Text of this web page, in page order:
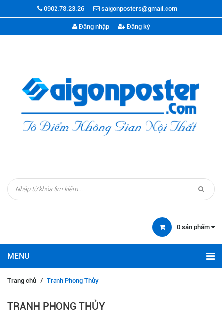
0902.78.23.26 saigonposters@gmail.com
Đăng nhập Đăng ký
0 sản phẩm
Trang chủ / Tranh Phong Thủy
TRANH PHONG THỦY